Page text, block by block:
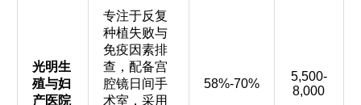
光明生
殖与妇
产医院
专注于反复
种植失败与
免疫因素排
查，配备宫
腔镜日间手
术室，采用
58%-70%
5,500-
8,000